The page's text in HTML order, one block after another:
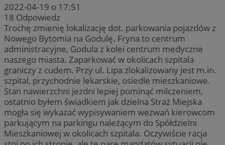
2022-04-19 o 17:51
18 Odpowiedz
Trochę zmienię lokalizację dot. parkowania pojazdów z
Nowego Bytomia na Godulę. Fryna to centrum
administracyjne, Godula z kolei centrum medyczne
naszego miasta. Zaparkować w okolicach szpitala
graniczy z cudem. Przy ul. Lipa zlokalizowany jest m.in.
szpital, przychodnie lekarskie, osiedle mieszkaniowe.
Stan nawierzchni jezdni lepiej pominąć milczeniem,
ostatnio byłem świadkiem jak dzielna Straż Miejska
mogła się wykazać wypisywaniem wezwań kierowcom
parkującym na parkingu należącym do Spółdzielni
Mieszkaniowej w okolicach szpitala. Oczywiście racja